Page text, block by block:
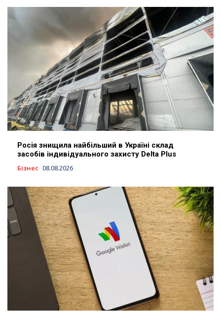
Росія знищила найбільший в Україні склад
засобів індивідуального захисту Delta Plus
Бізнес 08.08.2026